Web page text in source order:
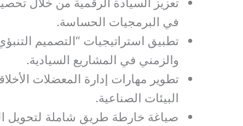
في البرمجيات الحساسة.
تطبيق استراتيجيات “التصميم
والزمني في المشاريع السيادية.
تطوير مهارات إدارة المعضلات
البيئات الصناعية.
صياغة خارطة طريق شاملة لتحويل